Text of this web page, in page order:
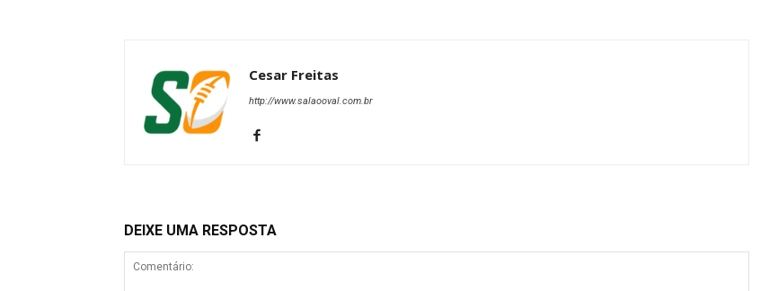
Cesar Freitas
http://www.salaooval.com.br
DEIXE UMA RESPOSTA